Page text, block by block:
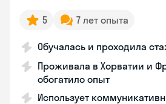
5 7 лет опыта
Обучалась и проходила
Проживала в Хорватии и
обогатило опыт
Использует